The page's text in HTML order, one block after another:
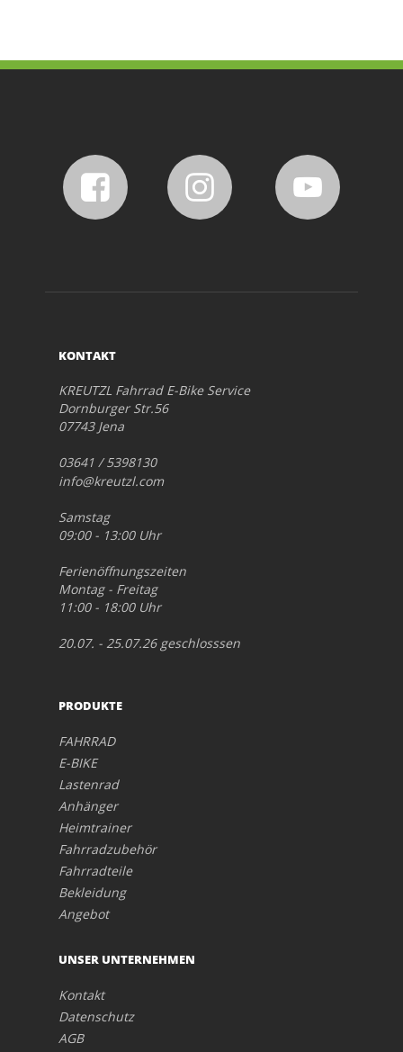
KONTAKT
KREUTZL Fahrrad E-Bike Service
Dornburger Str.56
07743 Jena
03641 / 5398130
info@kreutzl.com
Samstag
09:00 - 13:00 Uhr
Ferienöffnungszeiten
Montag - Freitag
11:00 - 18:00 Uhr
20.07. - 25.07.26 geschlosssen
PRODUKTE
FAHRRAD
E-BIKE
Lastenrad
Anhänger
Heimtrainer
Fahrradzubehör
Fahrradteile
Bekleidung
Angebot
UNSER UNTERNEHMEN
Kontakt
Datenschutz
AGB